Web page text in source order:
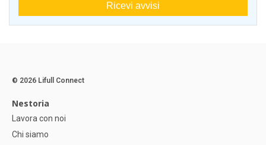
Ricevi avvisi
© 2026 Lifull Connect
Nestoria
Lavora con noi
Chi siamo